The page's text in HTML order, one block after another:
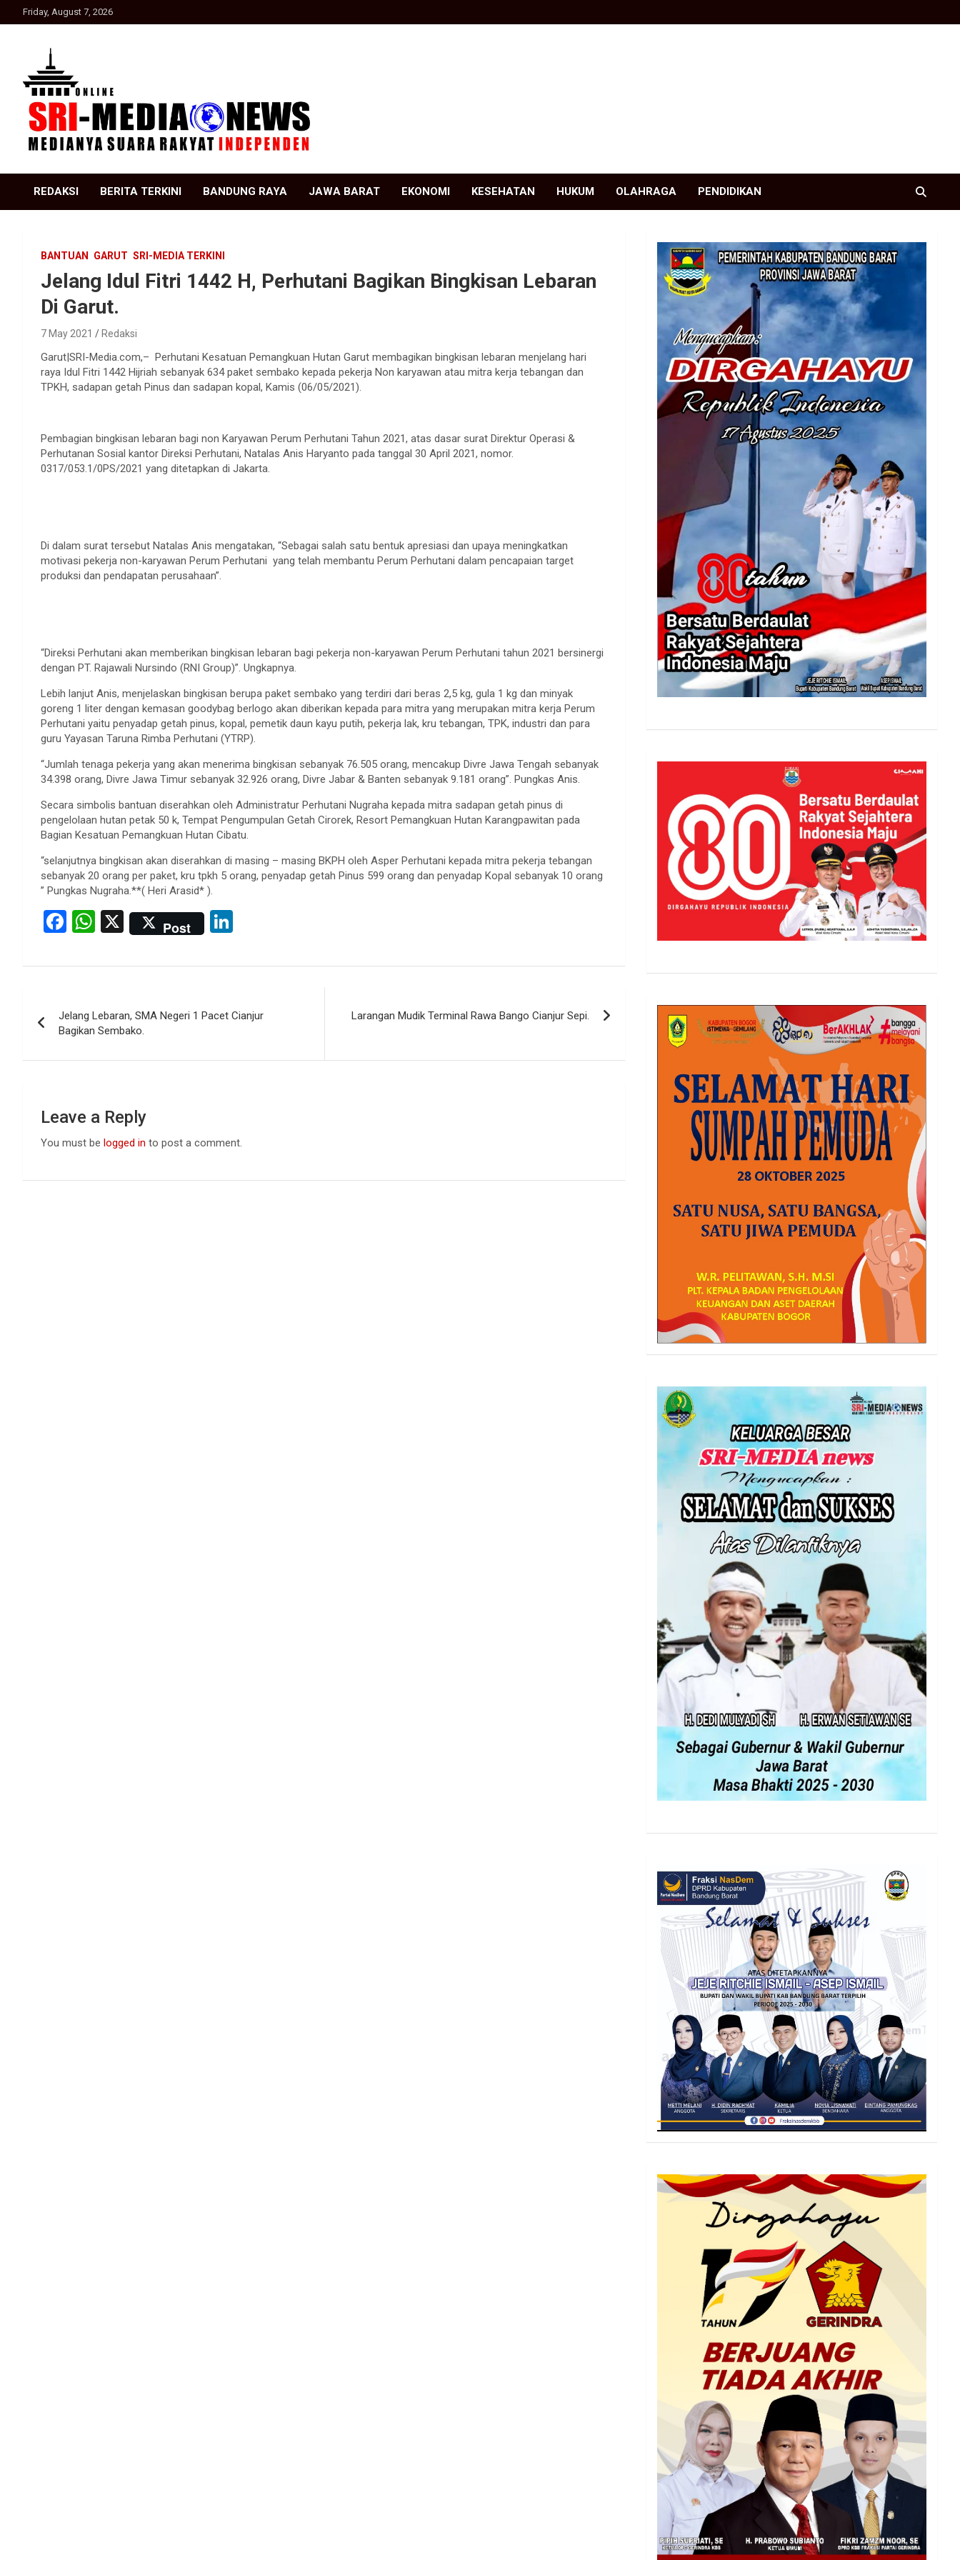
to
Friday, August 7, 2026
SRI Media news
REDAKSI BERITA TERKINI BANDUNG RAYA JAWA BARAT EKONOMI KESEHATAN HUKUM OLAHRAGA PENDIDIKAN
BANTUAN GARUT SRI-MEDIA TERKINI
Jelang Idul Fitri 1442 H, Perhutani Bagikan Bingkisan Lebaran
Di Garut.
7 May 2021 Redaksi
Garut|SRI-Media.com,– Perhutani Kesatuan Pemangkuan Hutan Garut membagikan bingkisan lebaran menjelang hari
raya Idul Fitri 1442 Hijriah sebanyak 634 paket sembako kepada pekerja Non karyawan atau mitra kerja tebangan dan
TPKH, sadapan getah Pinus dan sadapan kopal, Kamis (06/05/2021).
Pembagian bingkisan lebaran bagi non Karyawan Perum Perhutani Tahun 2021, atas dasar surat Direktur Operasi &
Perhutanan Sosial kantor Direksi Perhutani, Natalas Anis Haryanto pada tanggal 30 April 2021, nomor.
0317/053.1/0PS/2021 yang ditetapkan di Jakarta.
Di dalam surat tersebut Natalas Anis mengatakan, “Sebagai salah satu bentuk apresiasi dan upaya meningkatkan
motivasi pekerja non-karyawan Perum Perhutani yang telah membantu Perum Perhutani dalam pencapaian target
produksi dan pendapatan perusahaan”.
“Direksi Perhutani akan memberikan bingkisan lebaran bagi pekerja non-karyawan Perum Perhutani tahun 2021 bersinergi
dengan PT. Rajawali Nursindo (RNI Group)”. Ungkapnya.
Lebih lanjut Anis, menjelaskan bingkisan berupa paket sembako yang terdiri dari beras 2,5 kg, gula 1 kg dan minyak
goreng 1 liter dengan kemasan goodybag berlogo akan diberikan kepada para mitra yang merupakan mitra kerja Perum
Perhutani yaitu penyadap getah pinus, kopal, pemetik daun kayu putih, pekerja lak, kru tebangan, TPK, industri dan para
guru Yayasan Taruna Rimba Perhutani (YTRP).
“Jumlah tenaga pekerja yang akan menerima bingkisan sebanyak 76.505 orang, mencakup Divre Jawa Tengah sebanyak
34.398 orang, Divre Jawa Timur sebanyak 32.926 orang, Divre Jabar & Banten sebanyak 9.181 orang”. Pungkas Anis.
Secara simbolis bantuan diserahkan oleh Administratur Perhutani Nugraha kepada mitra sadapan getah pinus di
pengelolaan hutan petak 50 k, Tempat Pengumpulan Getah Cirorek, Resort Pemangkuan Hutan Karangpawitan pada
Bagian Kesatuan Pemangkuan Hutan Cibatu.
“selanjutnya bingkisan akan diserahkan di masing – masing BKPH oleh Asper Perhutani kepada mitra pekerja tebangan
sebanyak 20 orang per paket, kru tpkh 5 orang, penyadap getah Pinus 599 orang dan penyadap Kopal sebanyak 10 orang
” Pungkas Nugraha.**( Heri Arasid* ).
F
ce
o
o
k
W
at
A
p
p
X Post
ke
n
navigation
Jelang Lebaran, SMA Negeri 1 Pacet Cianjur
Bagikan Sembako.
Larangan Mudik Terminal Rawa Bango Cianjur Sepi.
Leave a Reply
You must be logged in to post a comment.